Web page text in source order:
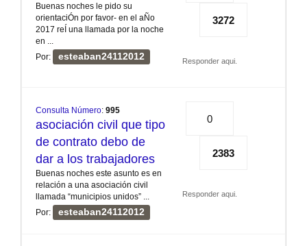
Buenas noches le pido su
orientaciÓn por favor- en el aÑo
2017 reÍ una llamada por la noche
en ...
Por:
esteaban24112012
3272
Responder aqui.
Consulta Número: 995
asociación civil que tipo
de contrato debo de
dar a los trabajadores
Buenas noches este asunto es en
relación a una asociación civil
llamada “municipios unidos” ...
Por:
esteaban24112012
0
2383
Responder aqui.